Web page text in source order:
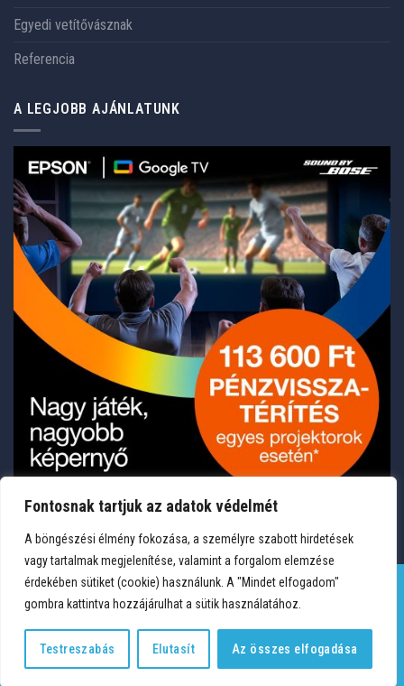
Fontosnak tartjuk az adatok védelmét
A böngészési élmény fokozása, a személyre szabott hirdetések
vagy tartalmak megjelenítése, valamint a forgalom elemzése
érdekében sütiket (cookie) használunk. A "Mindet elfogadom"
gombra kattintva hozzájárulhat a sütik használatához.
Testreszabás Elutasít Az összes elfogadása
Egyedi vetítővásznak
Referencia
A LEGJOBB AJÁNLATUNK
Copyright 2026 © Medium Hungary Kft. Minden jog fenntartva.